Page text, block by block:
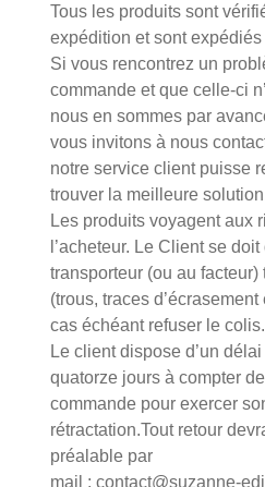
Tous les produits sont
expédition et sont expédiés
Si vous rencontrez un
commande et que celle-ci
nous en sommes par
vous invitons à nous
notre service client puisse
trouver la meilleure
Les produits voyagent aux
l’acheteur. Le Client se
transporteur (ou au facteur)
(trous, traces
cas échéant refuser le colis.
Le client dispose d’un
quatorze jours à compter
commande pour exercer
rétractation.Tout retour
préalable par
mail : contact@suzanne-